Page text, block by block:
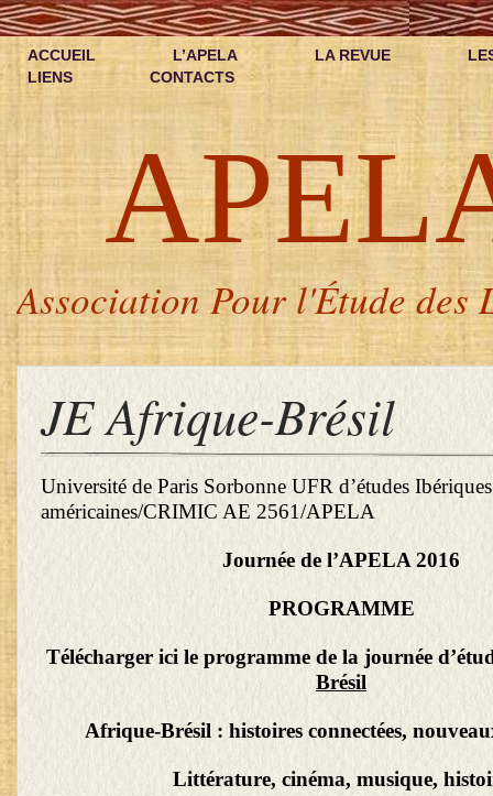
ACCUEIL L’APELA LA REVUE
LIENS
CONTACTS
Association Pour l'Étude des
JE Afrique-Brésil
Université de Paris Sorbonne UFR d’études
américaines/CRIMIC AE 2561/APELA
Journée de l’APELA 2016
PROGRAMME
Télécharger ici le programme de la journée
Brésil
Afrique-Brésil : histoires connectées,
Littérature, cinéma, musique,